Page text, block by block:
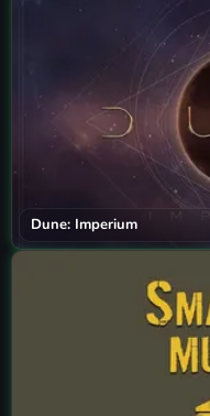
Dune: Imperium